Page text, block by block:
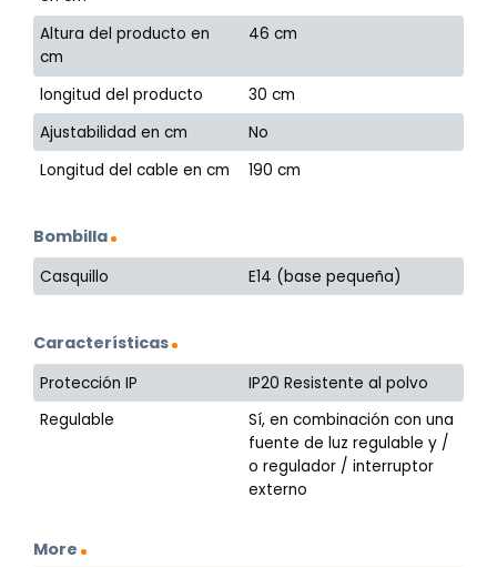
Altura del producto en
cm
46 cm
longitud del producto
30 cm
Ajustabilidad en cm
No
Longitud del cable en cm
190 cm
Bombilla
Casquillo E14 (base pequeña)
Características
Protección IP
IP20 Resistente al polvo
Regulable
Sí, en combinación con una
fuente de luz regulable y /
o regulador / interruptor
externo
More